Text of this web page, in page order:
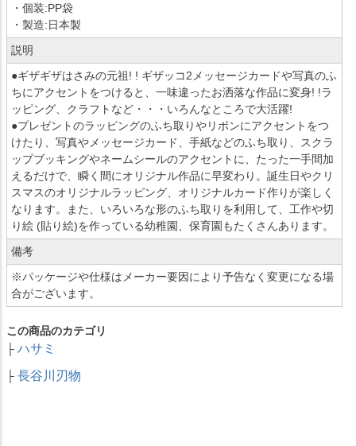
・個装:PP袋
・製造:日本製
説明
●ギザギザはさみの元祖! ! ギザッコ2メッセージカードや写真のふ
ちにアクセントをつけると、一味違ったお洒落な作品に変身! !ラ
ッピング、クラフトなど・・・いろんなところで大活躍!
●プレゼントのラッピングのふち取りやリボンにアクセントをつ
けたり、写真やメッセージカード、手紙などのふち取り、スクラ
ップブッキングやネームシールのアクセントに、たった一手間加
えるだけで、瞬く間にオリジナル作品に早変わり。誕生日やクリ
スマスのオリジナルラッピング、オリジナルカード作りが楽しく
なります。また、いろいろな形のふち取りを利用して、工作や切
り絵 (貼り絵)を作っている幼稚園、保育園もたくさんあります。
備考
※パッケージや仕様はメーカー要因により予告なく変更になる場
合がございます。
この商品のカテゴリ
├ ハサミ
├ 長谷川刃物